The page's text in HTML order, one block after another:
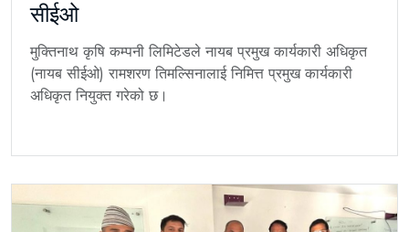
सीईओ
मुक्तिनाथ कृषि कम्पनी लिमिटेडले नायब प्रमुख कार्यकारी अधिकृत
(नायब सीईओ) रामशरण तिमल्सिनालाई निमित्त प्रमुख कार्यकारी
अधिकृत नियुक्त गरेको छ।